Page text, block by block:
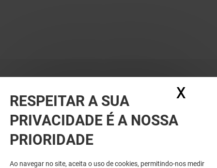
RESPEITAR A SUA
PRIVACIDADE É A NOSSA
PRIORIDADE
Ao navegar no site, aceita o uso de cookies, permitindo-nos medir
X